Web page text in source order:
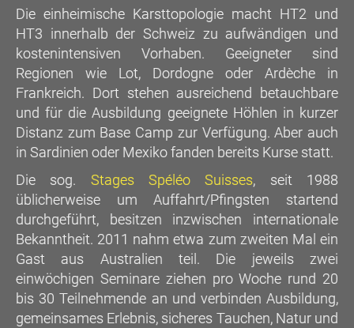
Die einheimische Karsttopologie macht HT2 und
HT3 innerhalb der Schweiz zu aufwändigen und
kostenintensiven Vorhaben. Geeigneter sind
Regionen wie Lot, Dordogne oder Ardèche in
Frankreich. Dort stehen ausreichend betauchbare
und für die Ausbildung geeignete Höhlen in kurzer
Distanz zum Base Camp zur Verfügung. Aber auch
in Sardinien oder Mexiko fanden bereits Kurse statt.
Die sog. Stages Spéléo Suisses, seit 1988
üblicherweise um Auffahrt/Pfingsten startend
durchgeführt, besitzen inzwischen internationale
Bekanntheit. 2011 nahm etwa zum zweiten Mal ein
Gast aus Australien teil. Die jeweils zwei
einwöchigen Seminare ziehen pro Woche rund 20
bis 30 Teilnehmende an und verbinden Ausbildung,
gemeinsames Erlebnis, sicheres Tauchen, Natur und